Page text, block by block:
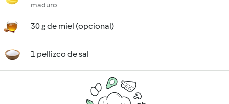
maduro
30 g de miel (opcional)
1 pellizco de sal